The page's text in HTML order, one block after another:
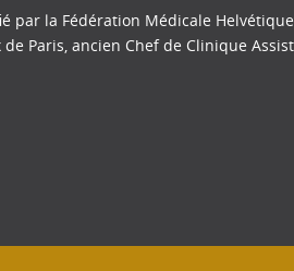
par la Fédération Médicale
Paris, ancien Chef de Clinique